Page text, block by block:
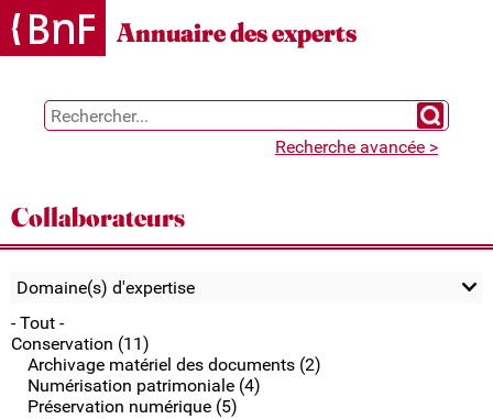
Gestion des cookies
Annuaire des experts
Chercher
Recherche avancée >
Collaborateurs
Domaine(s) d'expertise
- Tout -
Conservation (11)
Archivage matériel des documents (2)
Numérisation patrimoniale (4)
Préservation numérique (5)